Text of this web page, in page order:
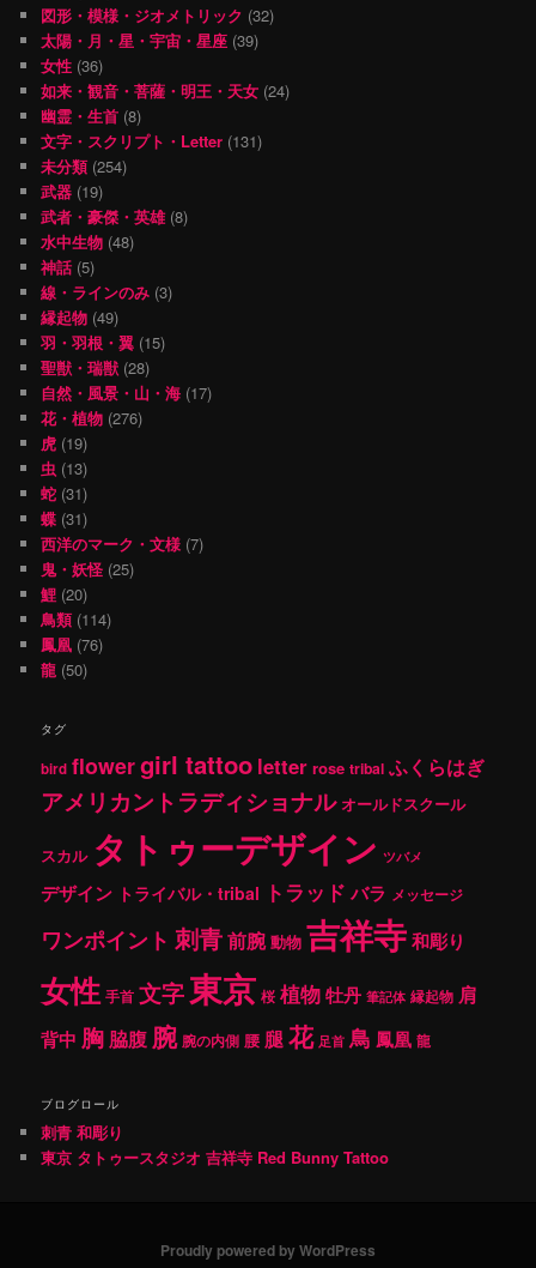
図形・模様・ジオメトリック (32)
太陽・月・星・宇宙・星座 (39)
女性 (36)
如来・観音・菩薩・明王・天女 (24)
幽霊・生首 (8)
文字・スクリプト・Letter (131)
未分類(254)
武器 (19)
武者・豪傑・英雄(8)
水中生物 (48)
神話 (5)
線・ラインのみ (3)
縁起物 (49)
羽・羽根・翼 (15)
聖獣・瑞獣 (28)
自然・風景・山・海 (17)
花・植物 (276)
虎 (19)
虫 (13)
蛇 (31)
蝶 (31)
西洋のマーク・文様 (7)
鬼・妖怪 (25)
鯉 (20)
鳥類(114)
鳳凰 (76)
龍 (50)
タグ
bird flowergirl tattoo letter rose tribal ふくらはぎ
アメリカントラディショナル オールドスクール
スカル タトゥーデザイン ツバメ
デザイン トライバル・tribal トラッド バラ メッセージ
ワンポイント 刺青前腕 動物 吉祥寺和彫り
女性 手首 文字東京 桜 植物牡丹 筆記体 縁起物 肩
背中 胸 脇腹 腕 腕の内側 腰 腿花 足首 鳥 鳳凰 龍
ブログロール
刺青 和彫り
東京 タトゥースタジオ 吉祥寺 Red Bunny Tattoo
Proudly powered by WordPress